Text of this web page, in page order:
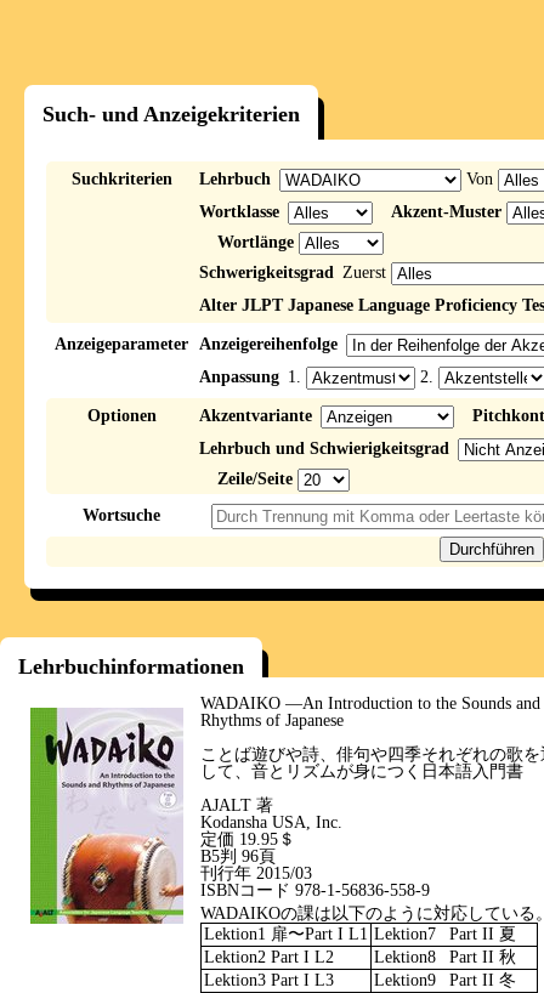
Such- und Anzeigekriterien
Suchkriterien Lehrbuch
Von
Wortklasse
Akzent-Muster
Wortlänge
Schwerigkeitsgrad Zuerst
Alter JLPT Japanese Language Proficiency
Anzeigeparameter Anzeigereihenfolge
Anpassung 1. 2.
Optionen Akzentvariante
Lehrbuch und Schwierigkeitsgrad
Zeile/Seite
Wortsuche
Lehrbuchinformationen
WADAIKO ―An Introduction to the Sounds and
Rhythms of Japanese
ことば遊びや詩、俳句や四季それぞれの歌を
して、音とリズムが身につく日本語入門書
AJALT 著
Kodansha USA, Inc.
定価 19.95＄
B5判 96頁
刊行年 2015/03
ISBNコード 978-1-56836-558-9
WADAIKOの課は以下のように対応している
Lektion1 扉〜Part I L1 Lektion7
Part II 夏
Lektion2 Part I L2 Lektion8
Part II 秋
Lektion3 Part I L3 Lektion9
Part II 冬